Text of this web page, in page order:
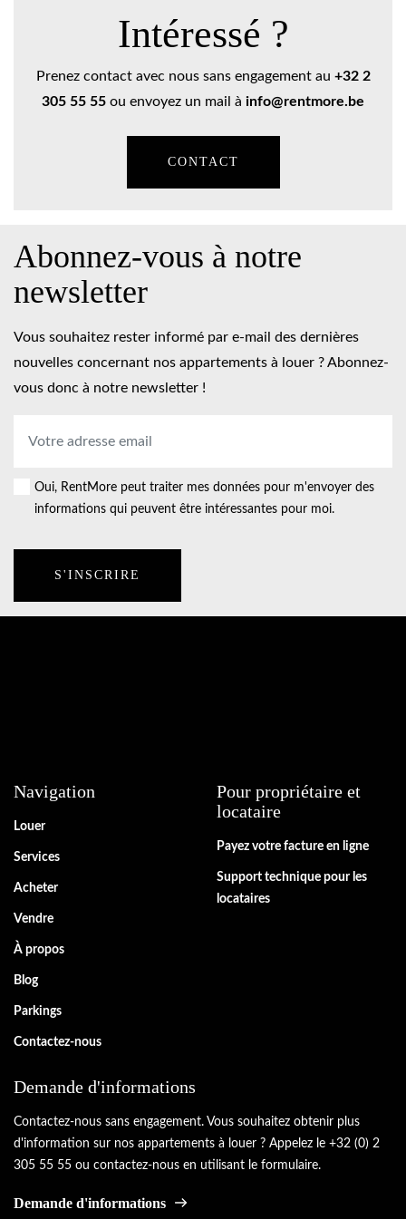
Intéressé ?
Prenez contact avec nous sans engagement au +32 2
305 55 55 ou envoyez un mail à info@rentmore.be
CONTACT
Abonnez-vous à notre
newsletter
Vous souhaitez rester informé par e-mail des dernières
nouvelles concernant nos appartements à louer ? Abonnez-
vous donc à notre newsletter !
Adresse
Consent
Oui, RentMore peut traiter mes données pour m'envoyer des
informations qui peuvent être intéressantes pour moi.
Navigation
Louer
Services
Acheter
Vendre
À propos
Blog
Parkings
Contactez-nous
Demande d'informations
Contactez-nous sans engagement. Vous souhaitez obtenir plus
d'information sur nos appartements à louer ? Appelez le +32 (0) 2
305 55 55 ou contactez-nous en utilisant le formulaire.
Demande d'informations
Pour propriétaire et
locataire
Payez votre facture en ligne
Support technique pour les
locataires